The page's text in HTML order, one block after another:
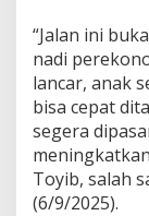
‎“Jalan ini
nadi
lancar, anak
bisa cepat
segera
Toyib, salah
(6/9/2025).